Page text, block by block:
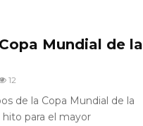
Mundial de la
12
de la Copa Mundial de la
para el mayor